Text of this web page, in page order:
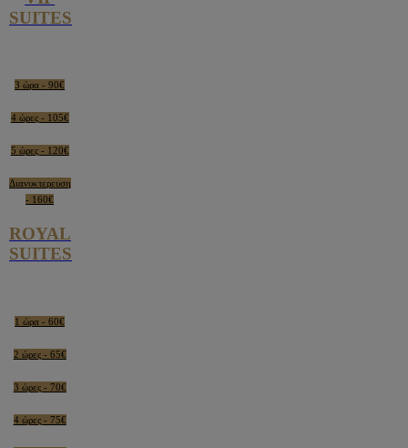
SUITES
3 ώρα - 90€
4 ώρες - 105€
5 ώρες - 120€
Διανυκτερευση
- 160€
ROYAL
SUITES
1 ώρα - 60€
2 ώρες - 65€
3 ώρες - 70€
4 ώρες - 75€